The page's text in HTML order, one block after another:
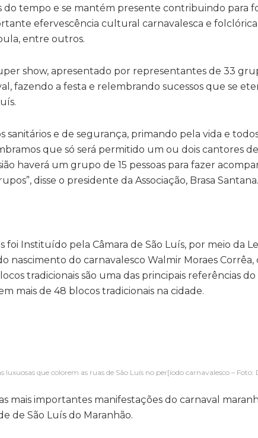
do tempo e se mantém presente contribuindo para
efervescência cultural carnavalesca e
entre outros.
show, apresentado por representantes de 33
fazendo a festa e relembrando sucessos que se
e de segurança, primando pela vida e
que só será permitido um ou dois cantores
haverá um grupo de 15 pessoas para fazer
disse o presidente da Associação, Brasa Santana.
foi Instituído pela Câmara de São Luís, por meio da
nascimento do carnavalesco Walmir Moraes
tradicionais são uma das principais referências
mais de 48 blocos tradicionais na cidade.
que colorem as ruas de São Luís no per[íodo carnavalesco – Foto:
mais importantes manifestações do carnaval
de São Luís do Maranhão.